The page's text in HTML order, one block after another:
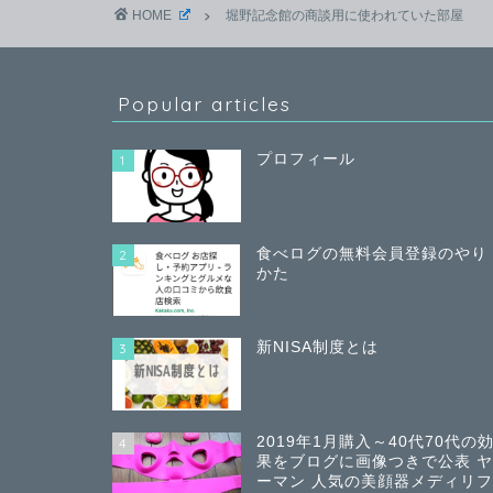
HOME 堀野記念館の商談用に使われていた部屋
Popular articles
1 プロフィール
2
食べログの無料会員登録のやり
かた
3 新NISA制度とは
4
2019年1月購入～40代70代の効
果をブログに画像つきで公表 ヤ
ーマン 人気の美顔器メディリフ